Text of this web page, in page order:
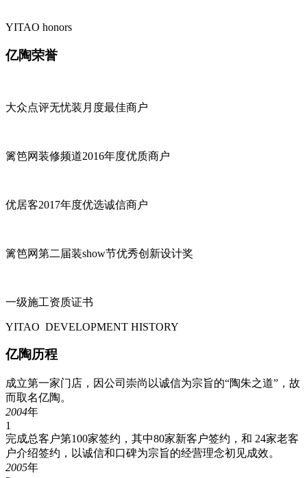
YITAO honors
亿陶荣誉
大众点评无忧装月度最佳商户
篱笆网装修频道2016年度优质商户
优居客2017年度优选诚信商户
篱笆网第二届装show节优秀创新设计奖
一级施工资质证书
YITAO DEVELOPMENT HISTORY
亿陶历程
成立第一家门店，因公司崇尚以诚信为宗旨的“陶朱之道”，故
而取名亿陶。
2004年
1
完成总客户第100家签约，其中80家新客户签约，和 24家老客
户介绍签约，以诚信和口碑为宗旨的经营理念初见成效。
2005年